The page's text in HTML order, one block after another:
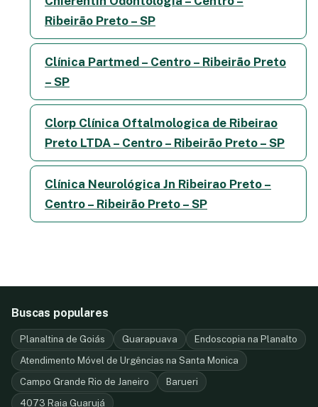
Ribeirão Preto – SP
Clínica Partmed – Centro – Ribeirão Preto
– SP
Clorp Clínica Oftalmologica de Ribeirao
Preto LTDA – Centro – Ribeirão Preto – SP
Clínica Neurológica Jn Ribeirao Preto –
Centro – Ribeirão Preto – SP
Buscas populares
Planaltina de Goiás Guarapuava
Endoscopia na Planalto
Atendimento Móvel de Urgências na Santa Monica
Campo Grande Rio de Janeiro
Barueri
4073 Raia Guarujá